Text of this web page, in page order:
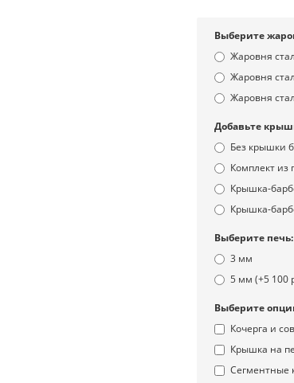
Выберите
Жаровня
Жаровня
Жаровня
Добавьте
Без крышки
Комплект из
Крышка-
Крышка-
Выберите печь:
3 мм
5 мм (+5 100
Выберите
Кочерга и
Крышка на
Сегментные